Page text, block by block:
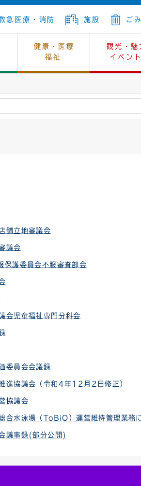
急医療・消防 施設 ごみ
健康・医療
福祉
観光・魅
イベント
上下水道
消費生活
生涯学習
幼稚園一覧
休日当番医
健所
レジャー・スポーツ
じめよう、ハマライフ
土地
環境対策
市長の部屋
選挙
舗立地審議会
議会
護委員会不服審査部会
会児童福祉専門分科会
委員会会議録
進協議会（令和4年12月2日修正）
協議会
合水泳場（ToBiO）運営維持管理業務
議事録(部分公開)